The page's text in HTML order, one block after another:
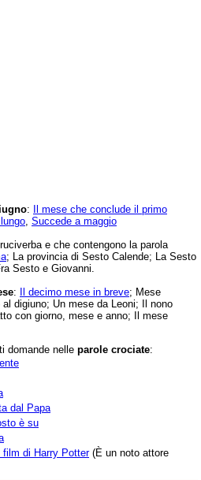
: Il mese che conclude il primo
Succede a maggio
e che contengono la parola
; La provincia di Sesto Calende; La Sesto
Sesto e Giovanni.
: Il decimo mese in breve; Mese
digiuno; Un mese da Leoni; Il nono
con giorno, mese e anno; Il mese
domande nelle parole crociate:
dal Papa
è su
film di Harry Potter(È un noto attore